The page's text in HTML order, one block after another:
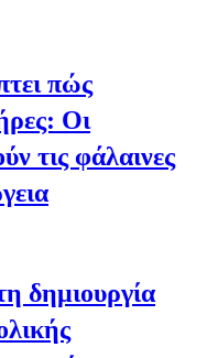
πώς
Οι
τις φάλαινες
δημιουργία